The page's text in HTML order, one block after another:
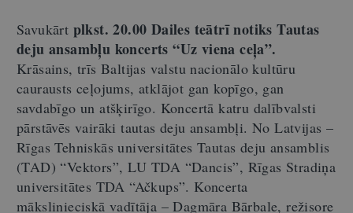
Savukārt plkst. 20.00 Dailes teātrī notiks Tautas
deju ansambļu koncerts “Uz viena ceļa”.
Krāsains, trīs Baltijas valstu nacionālo kultūru
caurausts ceļojums, atklājot gan kopīgo, gan
savdabīgo un atšķirīgo. Koncertā katru dalībvalsti
pārstāvēs vairāki tautas deju ansambļi. No Latvijas –
Rīgas Tehniskās universitātes Tautas deju ansamblis
(TAD) “Vektors”, LU TDA “Dancis”, Rīgas Stradiņa
universitātes TDA “Ačkups”. Koncerta
mākslinieciskā vadītāja – Dagmāra Bārbale, režisore